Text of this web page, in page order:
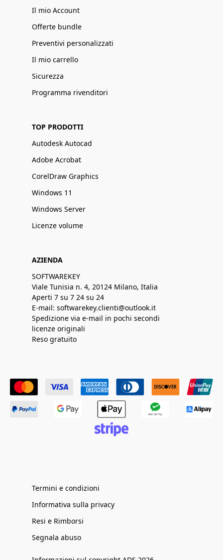
Il mio Account
Offerte bundle
Preventivi personalizzati
Il mio carrello
Sicurezza
Programma rivenditori
TOP PRODOTTI
Autodesk Autocad
Adobe Acrobat
CorelDraw Graphics
Windows 11
Windows Server
Licenze volume
AZIENDA
SOFTWAREKEY
Viale Tunisia n. 4, 20124 Milano, Italia
Aperti 7 su 7 24 su 24
E-mail: softwarekey.clienti@outlook.it
Spedizione via e-mail in pochi secondi
licenze originali
Reso gratuito
Termini e condizioni
Informativa sulla privacy
Resi e Rimborsi
Segnala abuso